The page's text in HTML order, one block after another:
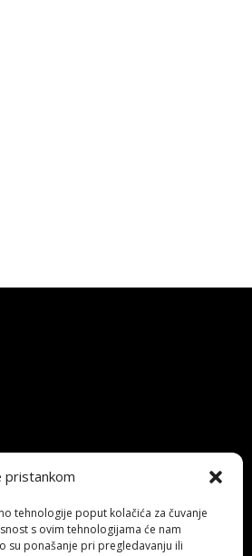
pristankom
tehnologije poput kolačića za čuvanje
s ovim tehnologijama će nam
su ponašanje pri pregledavanju ili